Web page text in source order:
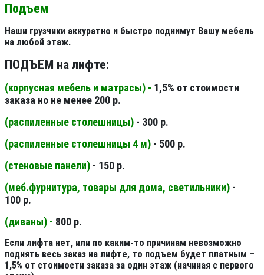
Подъем
Наши грузчики аккуратно и быстро поднимут Вашу мебель
на любой этаж.
ПОДЪЕМ на лифте:
(корпусная мебель и матрасы) - 1,5% от стоимости
заказа но не менее 200 р.
(распиленные столешницы) - 300 р.
(распиленные столешницы 4 м) - 500 р.
(стеновые панели) - 150 р.
(меб.фурнитура, товары для дома, светильники) -
100 р.
(диваны) - 800 р.
Если лифта нет, или по каким-то причинам невозможно
поднять весь заказ на лифте, то подъем будет платным –
1,5% от стоимости заказа за один этаж (начиная с первого